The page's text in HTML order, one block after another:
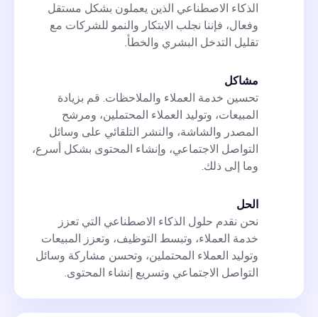
الذكاء الاصطناعي الذين يعملون بشكل مستقل
وفعال، فإننا نجلب الابتكار والنمو للشركات مع
تقليل التدخل البشري والخطأ.
مشاكل
تحسين خدمة العملاء والملاحظات. قم بزيادة
المبيعات، وتوليد العملاء المحتملين، ومرشح
المصدر والشاشة، والنشر التلقائي على وسائل
التواصل الاجتماعي، وإنشاء المحتوى بشكل أسرع،
وما إلى ذلك.
الحل
نحن نقدم حلول الذكاء الاصطناعي التي تعزز
خدمة العملاء، وتبسط التوظيف، وتعزز المبيعات
وتوليد العملاء المحتملين، وتحسن مشاركة وسائل
التواصل الاجتماعي وتسريع إنشاء المحتوى.